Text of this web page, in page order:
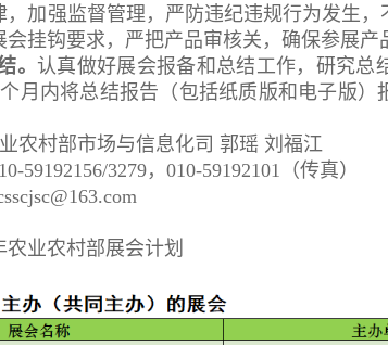
，加强监督管理，严防违纪违规行为发生
挂钩要求，严把产品审核关，确保参展产
。 认真做好展会报备和总结工作，研究总
月内将总结报告（包括纸质版和电子版
村部市场与信息化司 郭瑶 刘福江
3279，010-59192101（传真）
业农村部展会计划